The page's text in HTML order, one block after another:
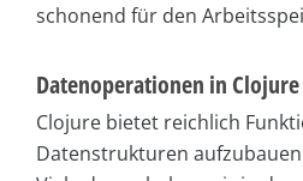
schonend für den
Datenoperationen in Clojure
Clojure bietet reichlich
Datenstrukturen